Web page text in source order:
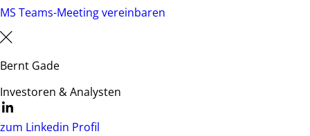
MS Teams-Meeting vereinbaren
Bernt Gade
Investoren & Analysten
zum Linkedin Profil